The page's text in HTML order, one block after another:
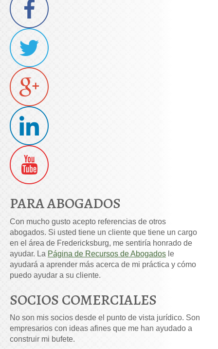
PARA ABOGADOS
Con mucho gusto acepto referencias de otros
abogados. Si usted tiene un cliente que tiene un cargo
en el área de Fredericksburg, me sentiría honrado de
ayudar. La Página de Recursos de Abogados le
ayudará a aprender más acerca de mi práctica y cómo
puedo ayudar a su cliente.
SOCIOS COMERCIALES
No son mis socios desde el punto de vista jurídico. Son
empresarios con ideas afines que me han ayudado a
construir mi bufete.